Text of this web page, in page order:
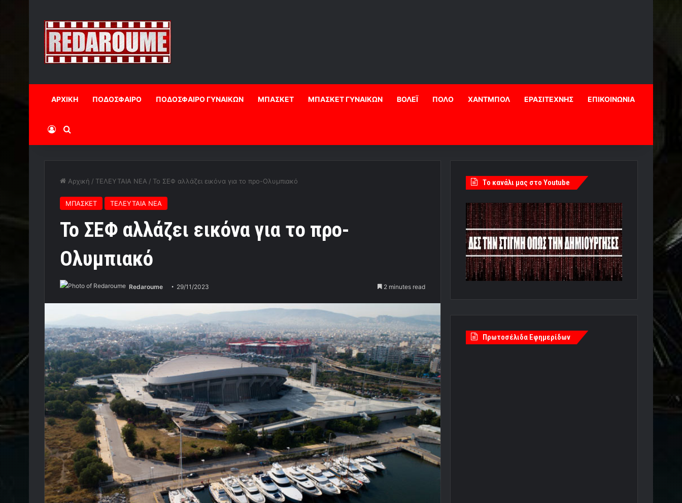
ΑΡΧΙΚΗ ΠΟΔΟΣΦΑΙΡΟ ΠΟΔΟΣΦΑΙΡΟ ΓΥΝΑΙΚΩΝ ΜΠΑΣΚΕΤ ΜΠΑΣΚΕΤ ΓΥΝΑΙΚΩΝ ΒΟΛΕΪ ΠΟΛΟ ΧΑΝΤΜΠΟΛ ΕΡΑΣΙΤΕΧΝΗΣ ΕΠΙΚΟΙΝΩΝΙΑ
Log InΑναζήτηση
Αρχική / ΤΕΛΕΥΤΑΙΑ ΝΕΑ / Το ΣΕΦ αλλάζει εικόνα για το προ-Ολυμπιακό
ΜΠΑΣΚΕΤ ΤΕΛΕΥΤΑΙΑ ΝΕΑ
Το ΣΕΦ αλλάζει εικόνα για το προ-
Ολυμπιακό
Redaroume 29/11/2023 2 minutes read
Tο κανάλι μας στο Youtube
Πρωτοσέλιδα Εφημερίδων